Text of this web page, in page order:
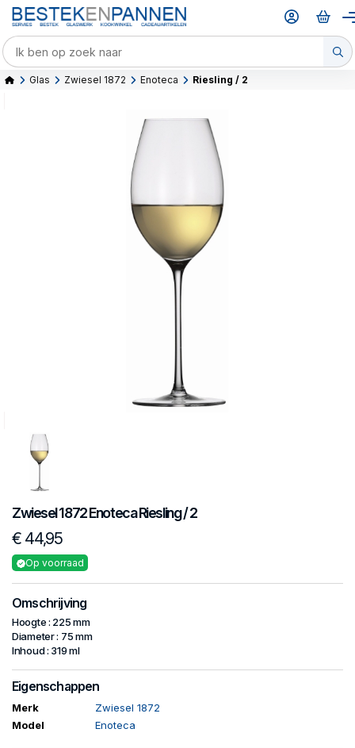
Glas Zwiesel 1872 Enoteca Riesling / 2
Zwiesel 1872EnotecaRiesling / 2
€ 44,95
Op voorraad
Omschrijving
Hoogte : 225 mm
Diameter : 75 mm
Inhoud : 319 ml
Eigenschappen
Merk
Zwiesel 1872
Model
Enoteca